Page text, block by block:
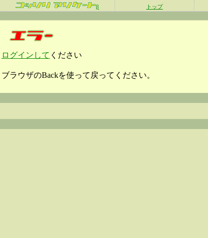
β トップ
ログインして ください
ブラウザのBackを使って戻ってください。